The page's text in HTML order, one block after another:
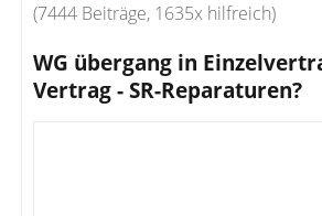
(7444 Beiträge, 1635x hilfreich)
WG übergang in
Vertrag - SR-Reparaturen?